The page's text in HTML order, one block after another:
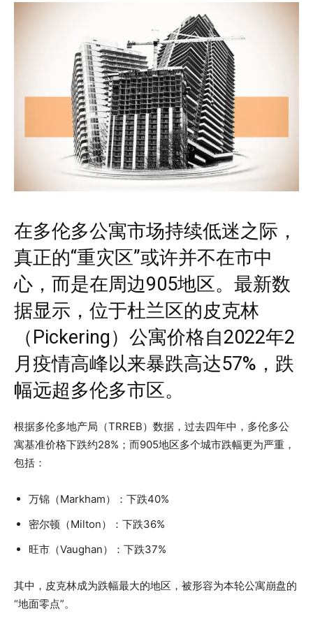
在多伦多公寓市场持续低迷之际，
真正的“重灾区”或许并不在市中
心，而是在周边905地区。最新数
据显示，位于杜兰区的皮克林
（Pickering）公寓价格自2022年2
月疫情高峰以来暴跌高达57%，跌
幅远超多伦多市区。
根据多伦多地产局（TRREB）数据，过去四年中，多伦多公
寓基准价格下跌约28%；而905地区多个城市跌幅更为严重，
包括：
万锦（Markham）：下跌40%
密尔顿（Milton）：下跌36%
旺市（Vaughan）：下跌37%
其中，皮克林成为跌幅最大的地区，被形容为本轮公寓崩盘的
“地面零点”。